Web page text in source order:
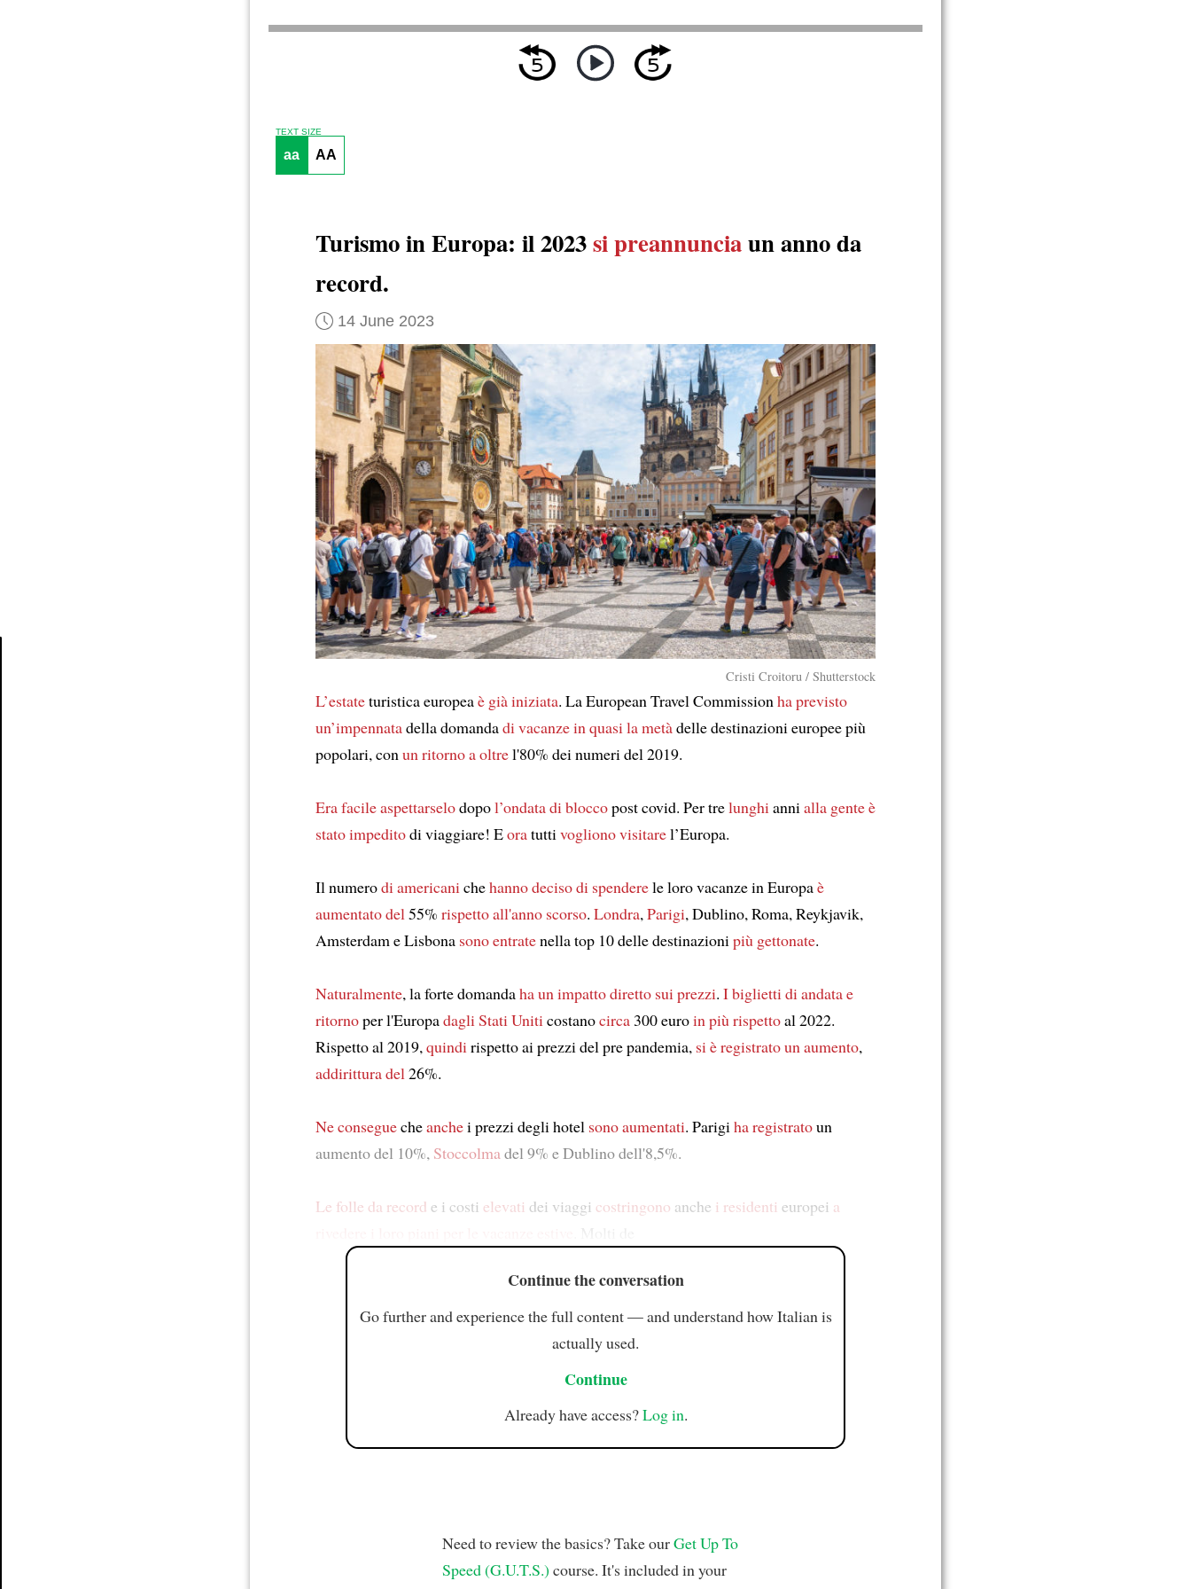
TEXT SIZE
aa AA
Turismo in Europa: il 2023si preannunciaun anno da
record.
14 June 2023
Cristi Croitoru / Shutterstock
L’estateturistica europeaè già iniziata. La European Travel Commission ha previsto
un’impennatadella domandadi vacanzein quasi la metàdelle destinazioni europee più
popolari, con un ritornoa oltrel'80% dei numeri del 2019.
Era facile aspettarselodopol’ondata di bloccopost covid. Per trelunghi anni alla genteè
stato impeditodi viaggiare! Eoratutti vogliono visitarel’Europa.
Il numerodi americani chehanno deciso di spenderele loro vacanze in Europaè
aumentato del 55% rispetto all'anno scorso. Londra, Parigi, Dublino, Roma, Reykjavik,
Amsterdam e Lisbona sono entratenella top 10 delle destinazioni più gettonate.
Naturalmente, la forte domandaha un impatto diretto sui prezzi. I biglietti di andata e
ritornoper l'Europadagli Stati Uniti costanocirca 300 euroin più rispettoal 2022.
Rispetto al 2019, quindi rispetto ai prezzi del pre pandemia, si è registrato un aumento,
addirittura del 26%.
Ne conseguecheanchei prezzi degli hotel sono aumentati. Parigi ha registratoun
aumento del 10%, Stoccolma del 9% e Dublino dell'8,5%.
Le folle da record e i costi elevati dei viaggi costringono anche i residenti europei a
Continue the conversation
Go further and experience the full content — and understand how Italian is
actually used.
Continue
Already have access?Log in.
Need to review the basics? Take ourGet Up To
Speed (G.U.T.S.) course. It's included in your